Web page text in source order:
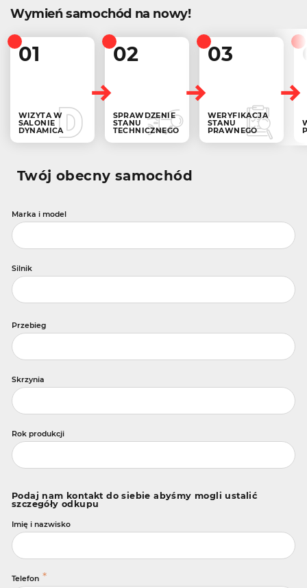
Wymień samochód na nowy!
01
WIZYTA W
SALONIE
DYNAMICA
02
SPRAWDZENIE
STANU
TECHNICZNEGO
03
WERYFIKACJA
STANU
PRAWNEGO
Twój obecny samochód
Marka i model
Silnik
Przebieg
Skrzynia
Rok produkcji
Podaj nam kontakt do siebie abyśmy mogli ustalić
szczegóły odkupu
Imię i nazwisko
Telefon *